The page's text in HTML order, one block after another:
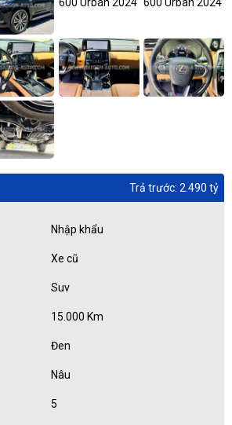
Trả trước: 2.490 tỷ
Nhập khẩu
Xe cũ
Suv
15.000 Km
Đen
Nâu
5